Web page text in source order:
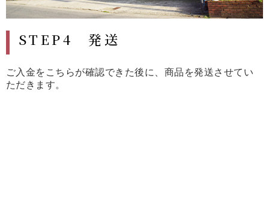
STEP4 発送
ご入金をこちらが確認できた後に、商品を発送させてい
ただきます。